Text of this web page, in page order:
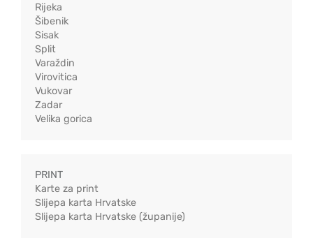
Rijeka
Šibenik
Sisak
Split
Varaždin
Virovitica
Vukovar
Zadar
Velika gorica
PRINT
Karte za print
Slijepa karta Hrvatske
Slijepa karta Hrvatske (županije)